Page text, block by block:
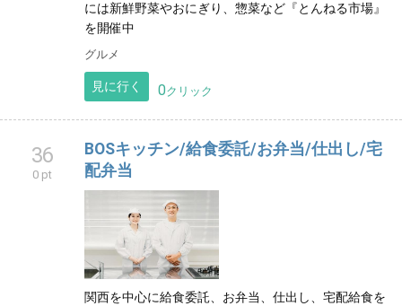
には新鮮野菜やおにぎり、惣菜など『とんねる市場』
を開催中
グルメ
見に行く 0クリック
36
0 pt
BOSキッチン/給食委託/お弁当/仕出し/宅
配弁当
関西を中心に給食委託、お弁当、仕出し、宅配給食を